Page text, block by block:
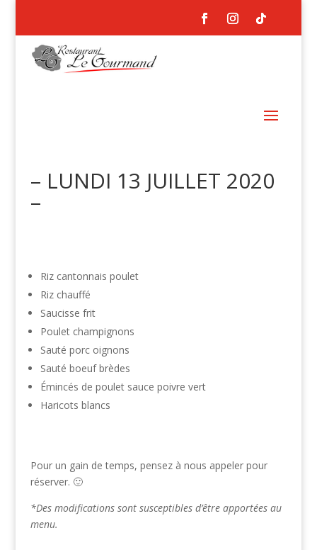
– LUNDI 13 JUILLET 2020
–
Riz cantonnais poulet
Riz chauffé
Saucisse frit
Poulet champignons
Sauté porc oignons
Sauté boeuf brèdes
Émincés de poulet sauce poivre vert
Haricots blancs
Pour un gain de temps, pensez à nous appeler pour
réserver. 🙂
*Des modifications sont susceptibles d’être apportées au
menu.